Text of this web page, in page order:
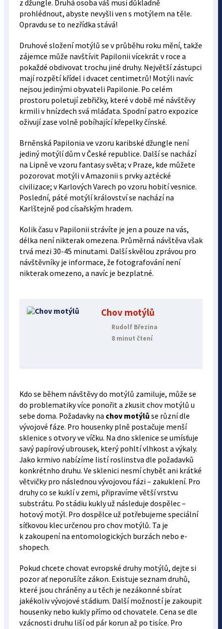
z džungle. Druhá osoba váš musí důkladně
prohlédnout, abyste nevyšli ven s motýlem na těle.
Opravdu se to nezřídka stává!
Druhové složení motýlů se v průběhu roku mění, takže
zájemce může navštívit Papilonii vícekrát v roce a
pokaždé obdivovat trochu jiné druhy. Největší zástupci
mají rozpětí křídel i dvacet centimetrů! Motýli navíc
nejsou jedinými obyvateli Papilonie. Po celém
prostoru poletují zebřičky, které v době mé návštěvy
krmili v hnízdech svá mláďata. Spodní patro expozice
oživují zase volně pobíhající křepelky čínské.
Brněnská Papilonia ve vzoru karibské džungle není
jediný motýlí dům v České republice. Další se nachází
na Lipně ve vzoru fantasy světa; v Praze, kde můžete
pozorovat motýli v Amazonii s prvky aztécké
civilizace; v Karlových Varech po vzoru hobití vesnice.
Poslední, páté motýlí království se nachází na
Karlštejně pod císařským hradem.
Kolik času v Papilonii strávíte je jen a pouze na vás,
délka není nikterak omezena. Průměrná návštěva však
trvá mezi 30-45 minutami. Další skvělou zprávou pro
návštěvníky je informace, že fotografování není
nikterak omezeno, a navíc je bezplatné.
Chov motýlů
Rudolf Březina
8 minut čtení
Kdo se během návštěvy do motýlů zamiluje, může se
do problematiky více ponořit a zkusit chov motýlů u
sebe doma. Požadavky na chov motýlů se různí dle
vývojové fáze. Pro housenky plně postačuje menší
sklenice s otvory ve víčku. Na dno sklenice se umísťuje
savý papírový ubrousek, který pohltí vlhkost a výkaly.
Jako krmivo nabízíme listí roslinstva dle požadavků
konkrétnho druhu. Ve sklenici nesmí chybět ani krátké
větvičky pro následnou vývojovou fázi – zakuklení. Pro
druhy co se kuklí v zemi, připravíme větší vrstvu
substrátu. Po stádiu kukly už následuje dospělec –
hotový motýl. Pro dospělce už potřebujeme speciální
síťkovou klec určenou pro chov motýlů. Ta je
k zakoupení na entomologických burzách nebo e-
shopech.
Pokud chcete chovat evropské druhy motýlů, dejte si
pozor ať neporušíte zákon. Existuje seznam druhů,
které jsou chráněny a u těch je nezákonné sbírat
jakékoliv vývojové stádium. Další možností je zakoupit
housenky nebo kukly přímo od chovatele. Cena se dle
vzácnosti druhu liší od pár korun až po tisíce. Pro